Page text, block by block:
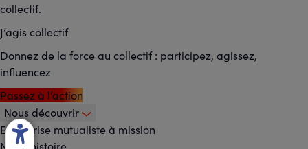
collectif.
J’agis collectif
Donnez de la force au collectif : participez, agissez,
influencez
Passez à l’action
Footer
Nous découvrir
Entreprise mutualiste à mission
Notre histoire